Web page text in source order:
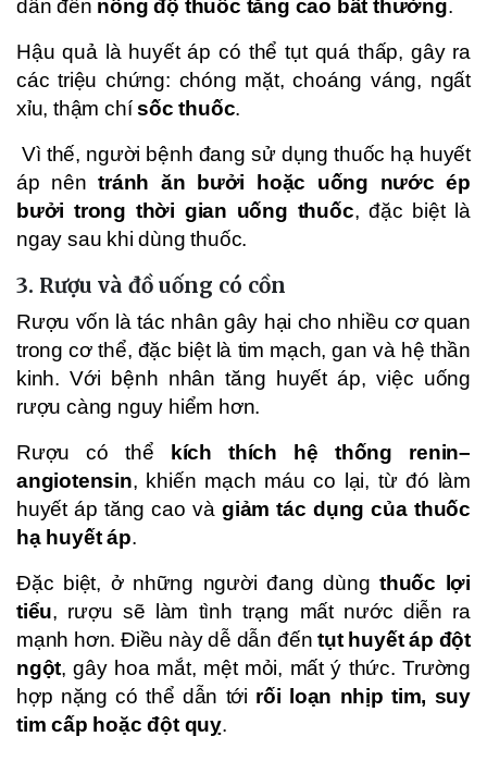
dẫn đến nồng độ thuốc tăng cao bất thường.
Hậu quả là huyết áp có thể tụt quá thấp, gây ra
các triệu chứng: chóng mặt, choáng váng, ngất
xỉu, thậm chísốc thuốc.
Vì thế, người bệnh đang sử dụng thuốc hạ huyết
áp nêntránh ăn bưởi hoặc uống nước ép
bưởi trong thời gian uống thuốc, đặc biệt là
ngay sau khi dùng thuốc.
3. Rượu và đồ uống có cồn
Rượu vốn là tác nhân gây hại cho nhiều cơ quan
trong cơ thể, đặc biệt là tim mạch, gan và hệ thần
kinh. Với bệnh nhân tăng huyết áp, việc uống
rượu càng nguy hiểm hơn.
Rượu có thể
kích thích hệ thống renin–
angiotensin, khiến mạch máu co lại, từ đó làm
huyết áp tăng cao và giảm tác dụng của thuốc
hạ huyết áp.
Đặc biệt, ở những người đang dùng thuốc lợi
tiểu, rượu sẽ làm tình trạng mất nước diễn ra
mạnh hơn. Điều này dễ dẫn đếntụt huyết áp đột
ngột, gây hoa mắt, mệt mỏi, mất ý thức. Trường
hợp nặng có thể dẫn tới rối loạn nhịp tim, suy
tim cấp hoặc đột quỵ.